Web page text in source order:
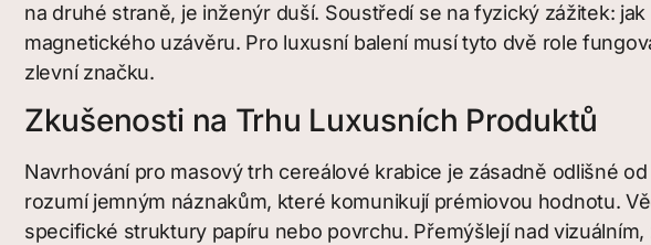
na druhé straně, je inženýr duší. Soustředí se na fyzický zážitek:
magnetického uzávěru. Pro luxusní balení musí tyto dvě role
zlevní značku.
Zkušenosti na Trhu Luxusních Produktů
Navrhování pro masový trh cereálové krabice je zásadně odlišné
rozumí jemným náznakům, které komunikují prémiovou hodnotu.
specifické struktury papíru nebo povrchu. Přemýšlejí nad